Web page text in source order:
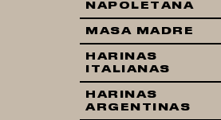
NAPOLETANA
MASA MADRE
HARINAS
ITALIANAS
HARINAS
ARGENTINAS